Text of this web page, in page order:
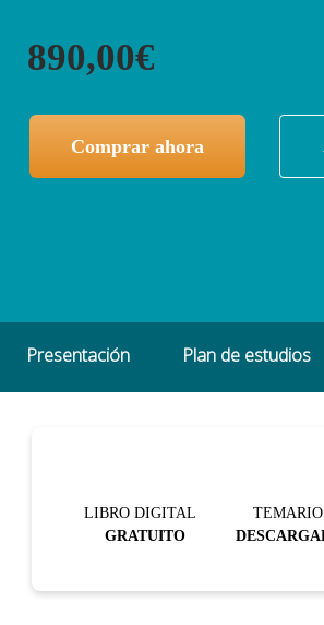
890,00€
Comprar ahora
Presentación Plan de estudios
LIBRO DIGITAL
GRATUITO
TEMARIO